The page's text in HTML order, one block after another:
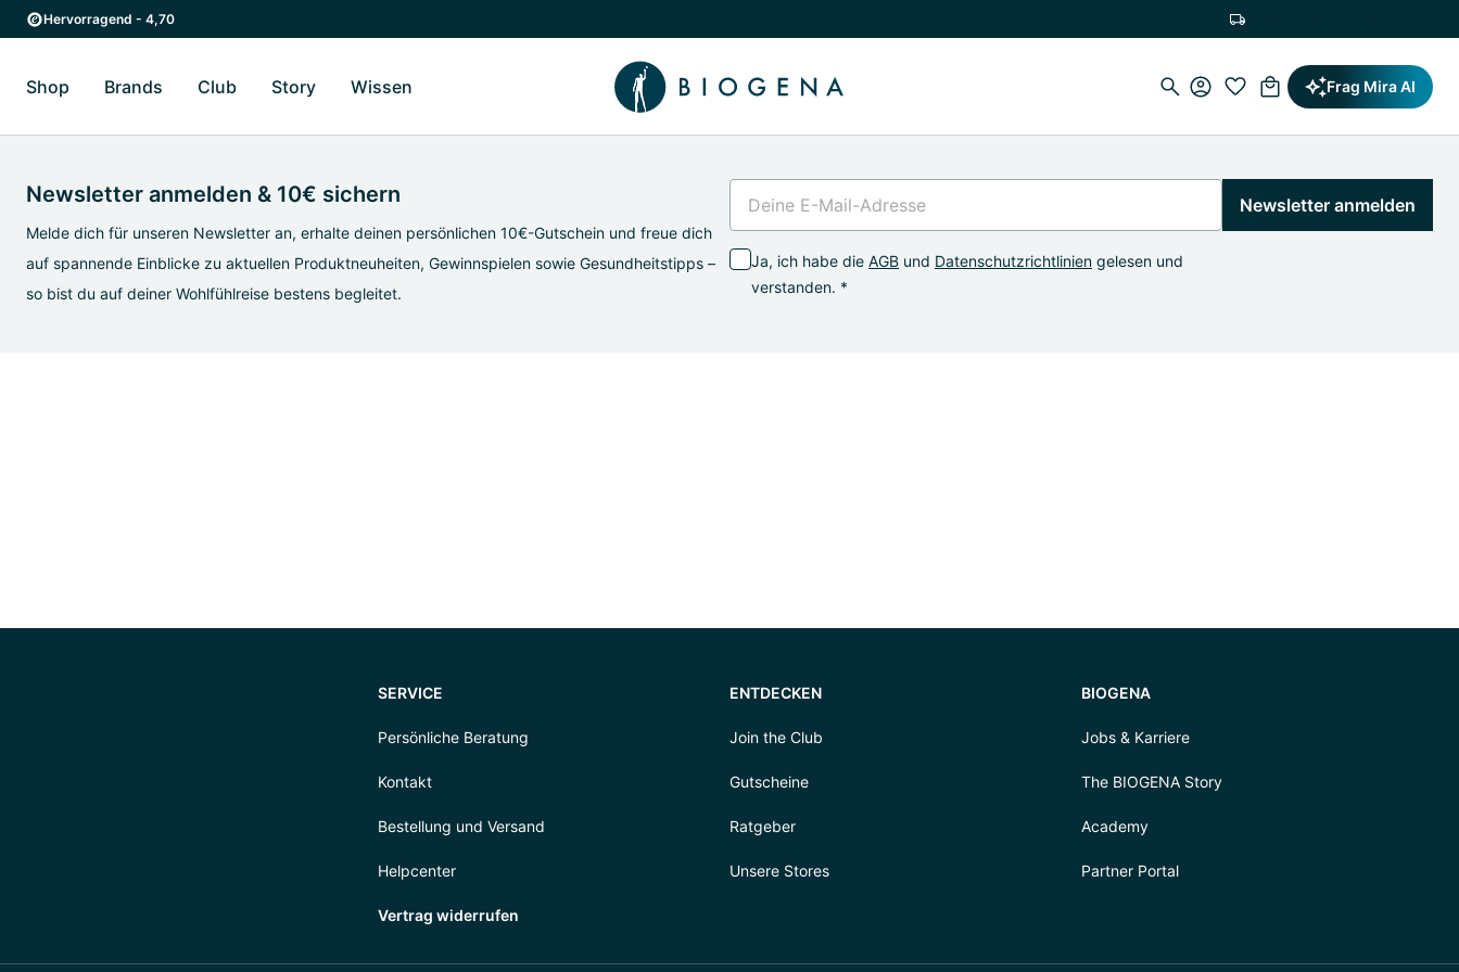
Zum Hauptinhalt springen
Zur Hauptnavigation springen
Hervorragend - 4,70
Shop Zum Untermenü Shop umschalten
Brands Zum Untermenü Brands umschalten
Club Zum Untermenü Club umschalten
Story Zum Untermenü Story umschalten
Wissen Zum Untermenü Wissen umschalten Frag Mira AI
Newsletter anmelden & 10€ sichern
Melde dich für unseren Newsletter an, erhalte deinen persönlichen 10€-Gutschein und freue dich
auf spannende Einblicke zu aktuellen Produktneuheiten, Gewinnspielen sowie Gesundheitstipps –
so bist du auf deiner Wohlfühlreise bestens begleitet.
Ja, ich habe die AGB und Datenschutzrichtlinien gelesen und
verstanden. *
Newsletter anmelden
SERVICE
Persönliche Beratung
Kontakt
Bestellung und Versand
Helpcenter
Vertrag widerrufen
ENTDECKEN
Join the Club
Gutscheine
Ratgeber
Unsere Stores
BIOGENA
Jobs & Karriere
The BIOGENA Story
Academy
Partner Portal